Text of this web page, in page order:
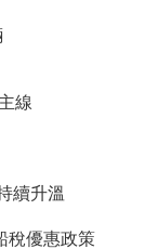
線
續升溫
稅優惠政策